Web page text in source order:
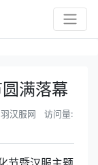
满落幕
汉服网
访问量: